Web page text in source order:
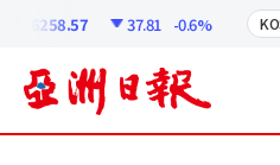
6258.57 37.81 -0.6%